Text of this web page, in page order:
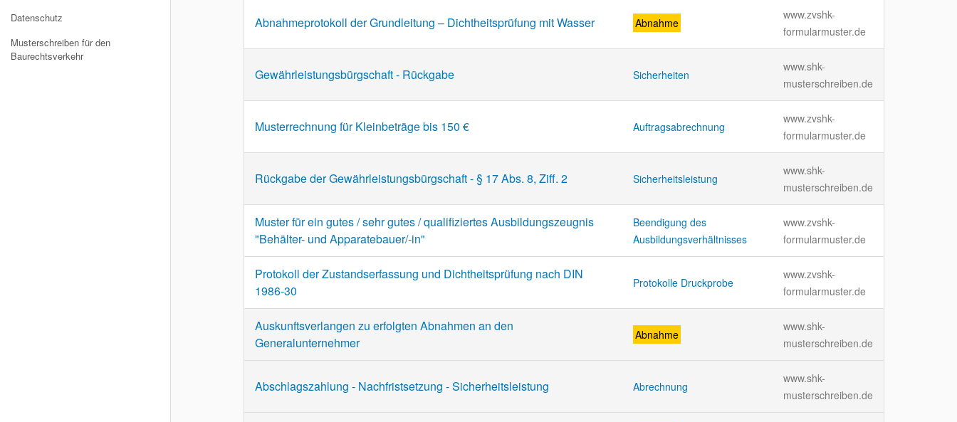
Datenschutz
Musterschreiben für den
Baurechtsverkehr
Abnahmeprotokoll der Grundleitung – Dichtheitsprüfung mit Wasser Abnahme
www.zvshk-
formularmuster.de
Gewährleistungsbürgschaft - Rückgabe Sicherheiten
www.shk-
musterschreiben.de
Musterrechnung für Kleinbeträge bis 150 € Auftragsabrechnung
www.zvshk-
formularmuster.de
Rückgabe der Gewährleistungsbürgschaft - § 17 Abs. 8, Ziff. 2 Sicherheitsleistung
www.shk-
musterschreiben.de
Muster für ein gutes / sehr gutes / qualifiziertes Ausbildungszeugnis
"Behälter- und Apparatebauer/-in"
Beendigung des
Ausbildungsverhältnisses
www.zvshk-
formularmuster.de
Protokoll der Zustandserfassung und Dichtheitsprüfung nach DIN
1986-30
Protokolle Druckprobe
www.zvshk-
formularmuster.de
Auskunftsverlangen zu erfolgten Abnahmen an den
Generalunternehmer
Abnahme
www.shk-
musterschreiben.de
Abschlagszahlung - Nachfristsetzung - Sicherheitsleistung Abrechnung
www.shk-
musterschreiben.de